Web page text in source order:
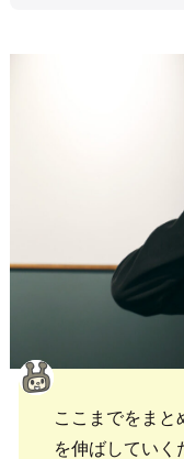
ここまでをまと
を伸ばしていく